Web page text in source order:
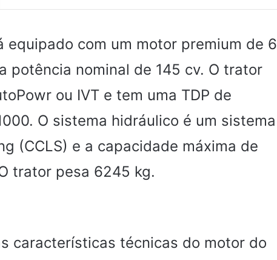
equipado com um motor premium de 6
potência nominal de 145 cv. O trator
ou IVT e tem uma TDP de
O sistema hidráulico é um sistema
(CCLS) e a capacidade máxima de
trator pesa 6245 kg.
características técnicas do motor do